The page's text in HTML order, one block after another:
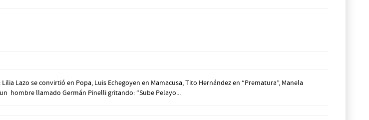
Lazo se convirtió en Popa, Luis Echegoyen en Mamacusa, Tito Hernández en “Prematura”, Manela
hombre llamado Germán Pinelli gritando: “Sube Pelayo...